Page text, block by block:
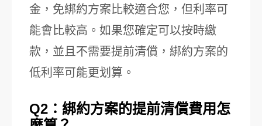
金，免綁約方案比較適合您，但利率可
能會比較高。如果您確定可以按時繳
款，並且不需要提前清償，綁約方案的
低利率可能更划算。
Q2：綁約方案的提前清償費用怎